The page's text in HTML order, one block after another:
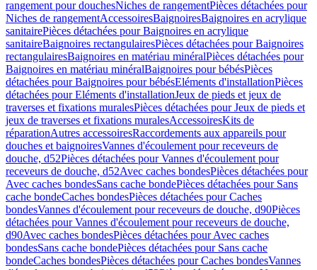
rangement pour douchesNiches de rangementPièces détachées pour
Niches de rangementAccessoiresBaignoiresBaignoires en acrylique
sanitairePièces détachées pour Baignoires en acrylique
sanitaireBaignoires rectangulairesPièces détachées pour Baignoires
rectangulairesBaignoires en matériau minéralPièces détachées pour
Baignoires en matériau minéralBaignoires pour bébésPièces
détachées pour Baignoires pour bébésEléments d'installationPièces
détachées pour Eléments d'installationJeux de pieds et jeux de
traverses et fixations muralesPièces détachées pour Jeux de pieds et
jeux de traverses et fixations muralesAccessoiresKits de
réparationAutres accessoiresRaccordements aux appareils pour
douches et baignoiresVannes d'écoulement pour receveurs de
douche, d52Pièces détachées pour Vannes d'écoulement pour
receveurs de douche, d52Avec caches bondesPièces détachées pour
Avec caches bondesSans cache bondePièces détachées pour Sans
cache bondeCaches bondesPièces détachées pour Caches
bondesVannes d'écoulement pour receveurs de douche, d90Pièces
détachées pour Vannes d'écoulement pour receveurs de douche,
d90Avec caches bondesPièces détachées pour Avec caches
bondesSans cache bondePièces détachées pour Sans cache
bondeCaches bondesPièces détachées pour Caches bondesVannes